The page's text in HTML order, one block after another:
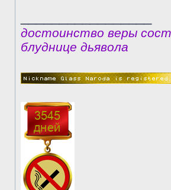
достоинство веры
блуднице дьявола